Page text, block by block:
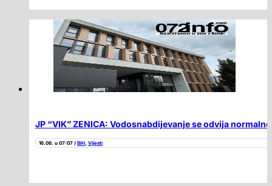
JP “VIK” ZENICA: Vodosnabdijevanje se odvija
16.08. u 07:07 / BiH, Vijesti